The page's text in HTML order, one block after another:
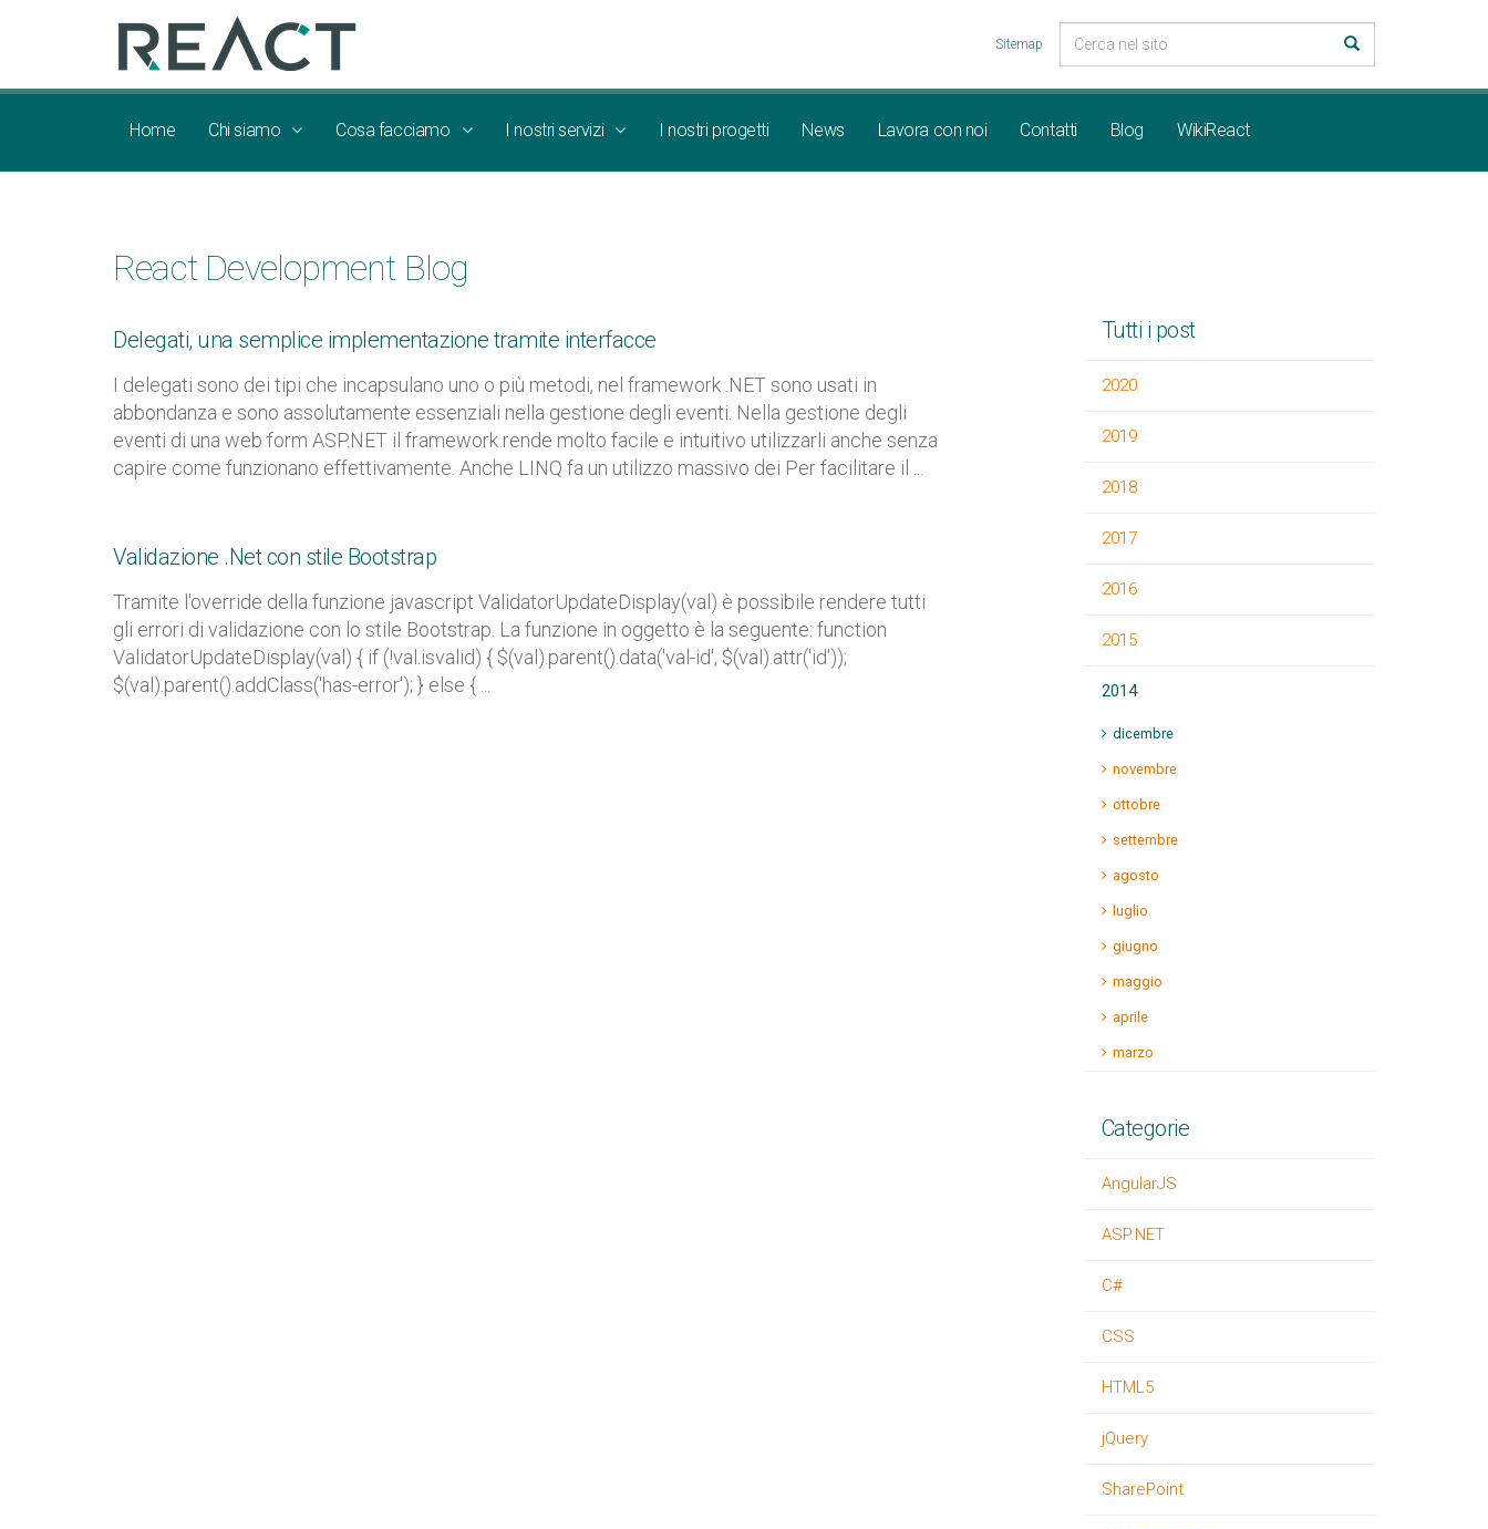
Home Chi siamo Cosa facciamo I nostri servizi I nostri progetti News Lavora con noi Contatti Blog WikiReact
Sitemap
React Development Blog
Delegati, una semplice implementazione tramite interfacce
I delegati sono dei tipi che incapsulano uno o più metodi, nel framework .NET sono usati in
abbondanza e sono assolutamente essenziali nella gestione degli eventi. Nella gestione degli
eventi di una web form ASP.NET il framework rende molto facile e intuitivo utilizzarli anche senza
capire come funzionano effettivamente. Anche LINQ fa un utilizzo massivo dei Per facilitare il ...
Validazione .Net con stile Bootstrap
Tramite l'override della funzione javascript ValidatorUpdateDisplay(val) è possibile rendere tutti
gli errori di validazione con lo stile Bootstrap. La funzione in oggetto è la seguente: function
ValidatorUpdateDisplay(val) { if (!val.isvalid) { $(val).parent().data('val-id', $(val).attr('id'));
$(val).parent().addClass('has-error'); } else { ...
Tutti i post
2020
2019
2018
2017
2016
2015
2014
dicembre
novembre
ottobre
settembre
agosto
luglio
giugno
maggio
aprile
marzo
Categorie
AngularJS
ASP.NET
C#
CSS
HTML5
jQuery
SharePoint